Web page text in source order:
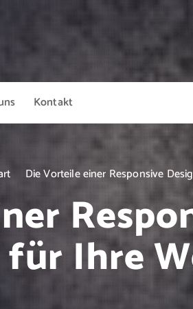
Kontakt
Die Vorteile einer Responsive
für Ihre